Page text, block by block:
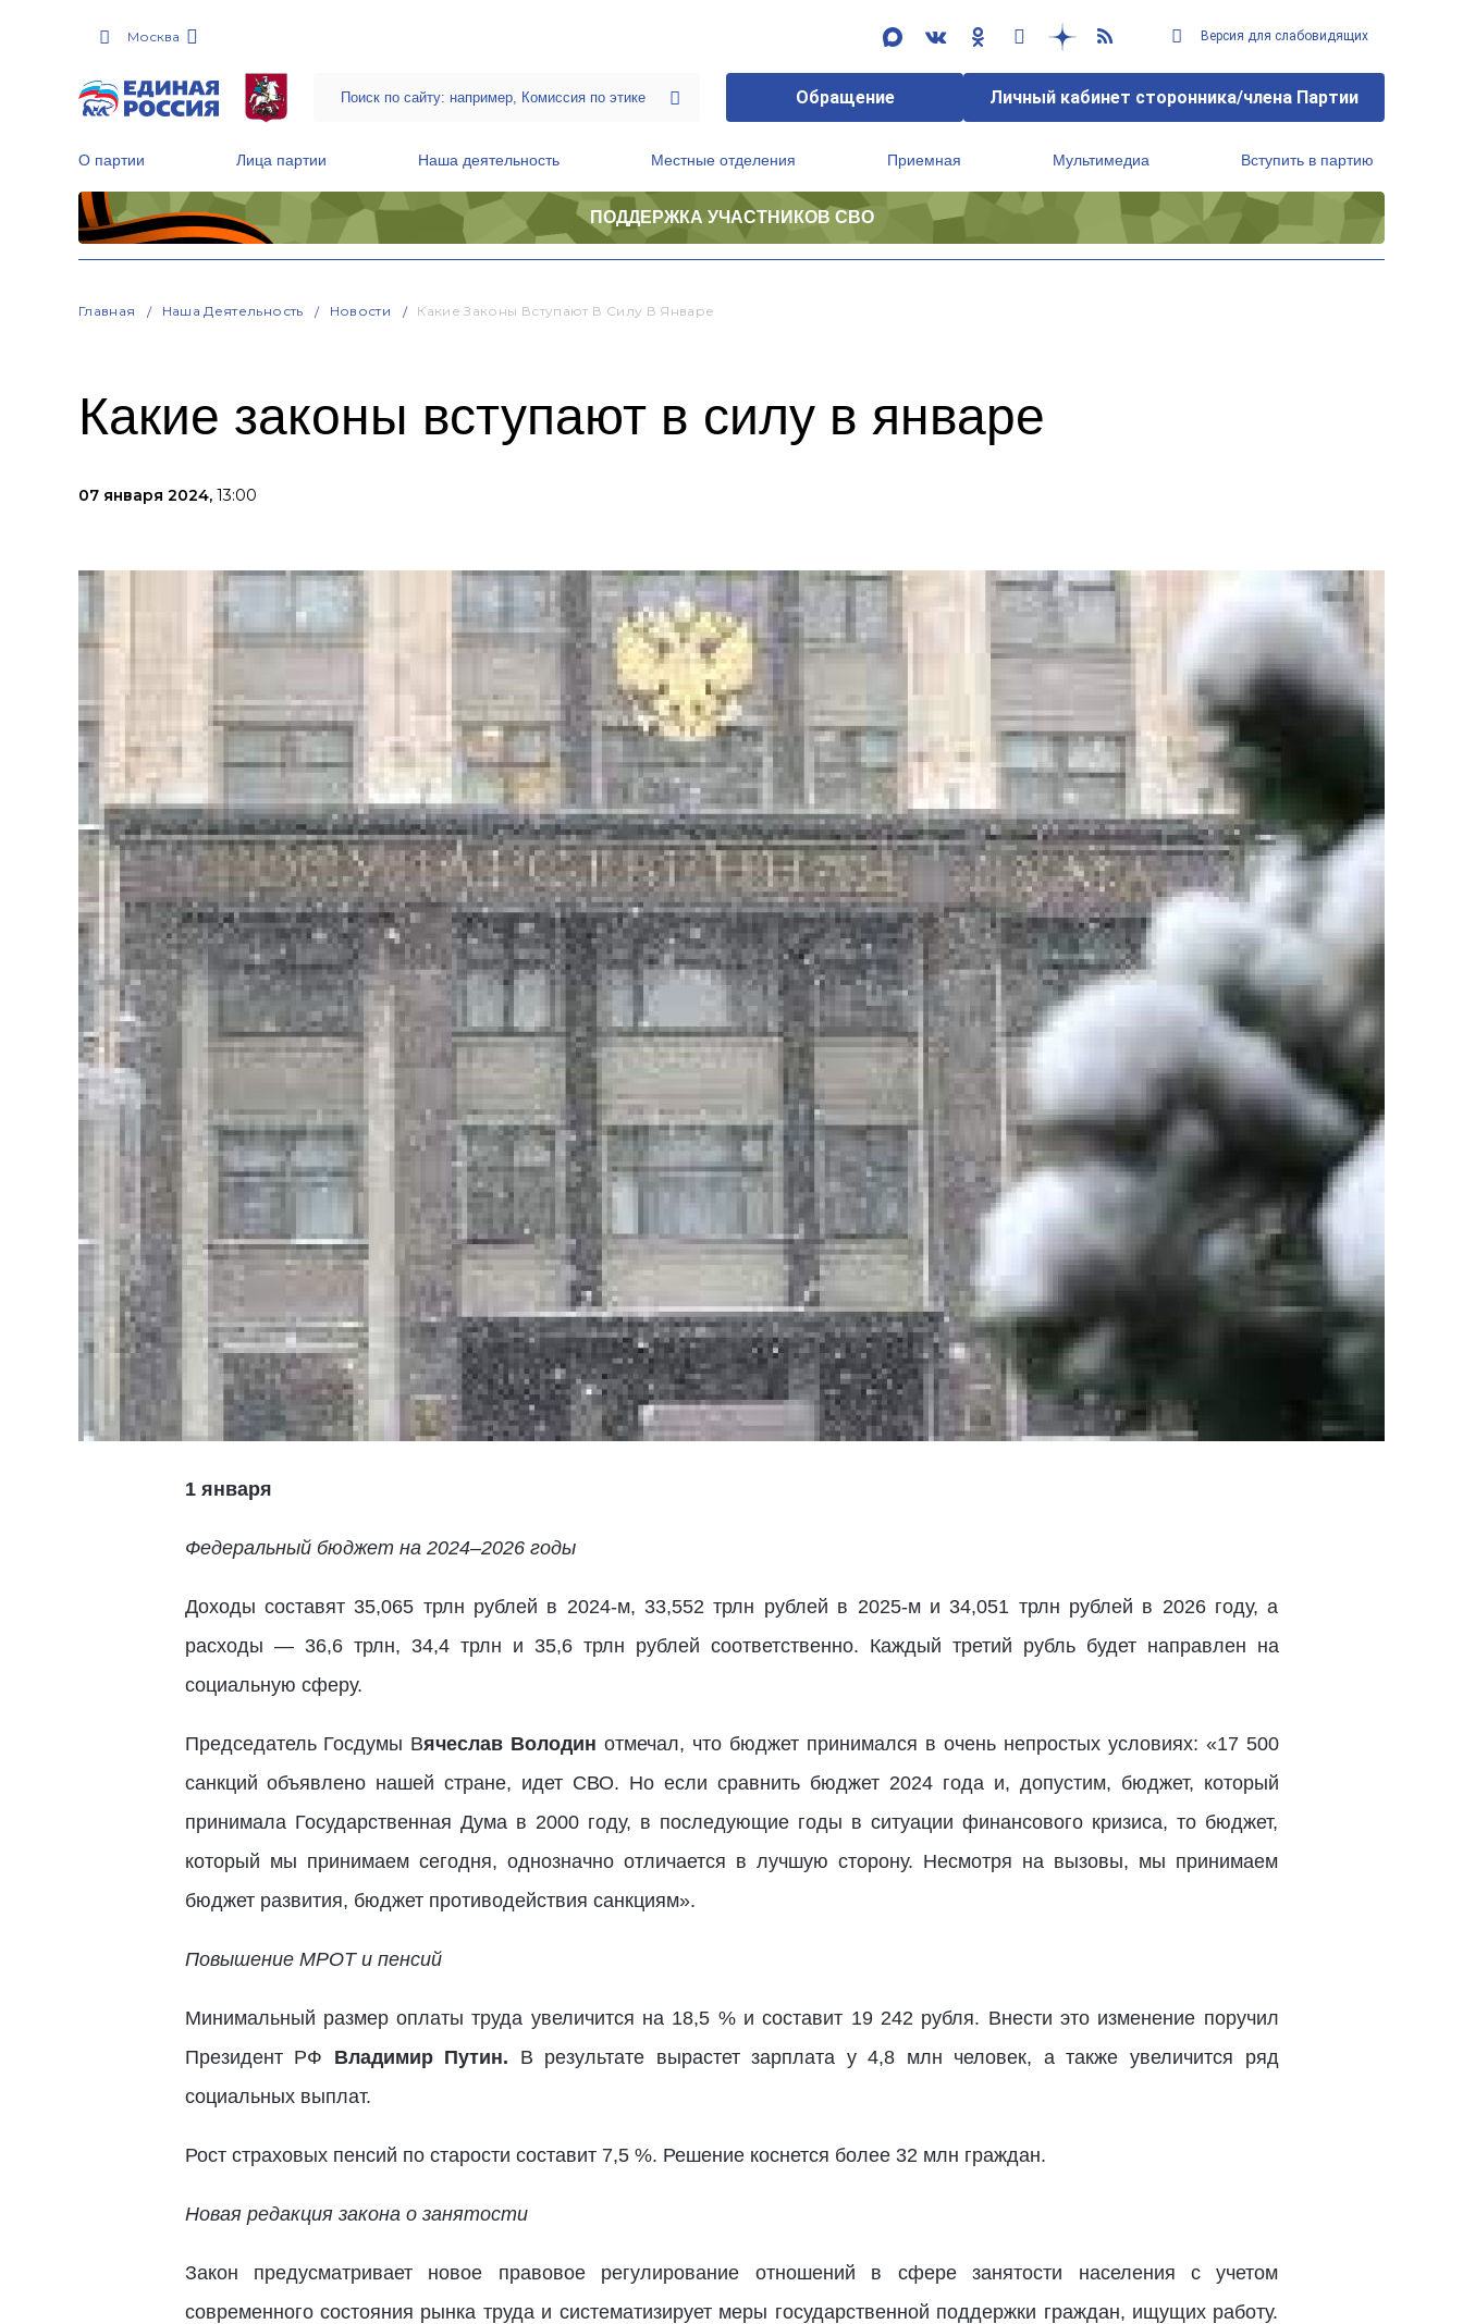
Москва Версия для слабовидящих
Обращение Личный кабинет сторонника/члена Партии
О партии Лица партии Наша деятельность Местные отделения Приемная Мультимедиа Вступить в партию
ПОДДЕРЖКА УЧАСТНИКОВ СВО
Главная Наша Деятельность Новости Какие Законы Вступают В Силу В Январе
Какие законы вступают в силу в январе
07 января 2024, 13:00
1 января
Федеральный бюджет на 2024–2026 годы
Доходы составят 35,065 трлн рублей в 2024-м, 33,552 трлн рублей в 2025-м и 34,051 трлн рублей в 2026 году, а
расходы — 36,6 трлн, 34,4 трлн и 35,6 трлн рублей соответственно. Каждый третий рубль будет направлен на
социальную сферу.
Председатель Госдумы Вячеслав Володин отмечал, что бюджет принимался в очень непростых условиях: «17 500
санкций объявлено нашей стране, идет СВО. Но если сравнить бюджет 2024 года и, допустим, бюджет, который
принимала Государственная Дума в 2000 году, в последующие годы в ситуации финансового кризиса, то бюджет,
который мы принимаем сегодня, однозначно отличается в лучшую сторону. Несмотря на вызовы, мы принимаем
бюджет развития, бюджет противодействия санкциям».
Повышение МРОТ и пенсий
Минимальный размер оплаты труда увеличится на 18,5 % и составит 19 242 рубля. Внести это изменение поручил
Президент РФ Владимир Путин. В результате вырастет зарплата у 4,8 млн человек, а также увеличится ряд
социальных выплат.
Рост страховых пенсий по старости составит 7,5 %. Решение коснется более 32 млн граждан.
Новая редакция закона о занятости
Закон предусматривает новое правовое регулирование отношений в сфере занятости населения с учетом
современного состояния рынка труда и систематизирует меры государственной поддержки граждан, ищущих работу.